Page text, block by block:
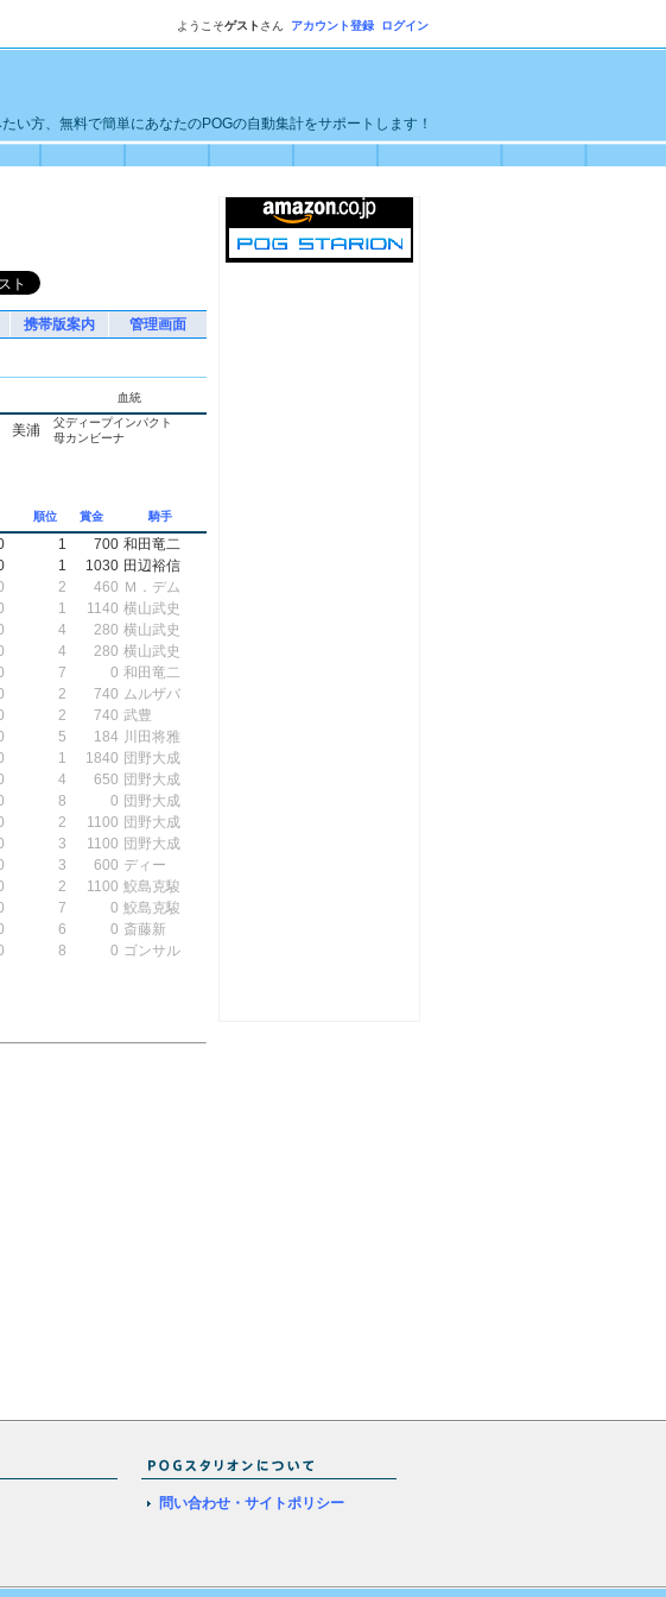
ようこそゲスト さん アカウント登録 ログイン
方、無料で簡単にあなたのPOGの自動集計をサポートします！
携帯版案内 管理画面
血統
美浦
父ディープインパクト
母カンビーナ
順位 賞金 騎手
1 700 和田竜二
1 1030 田辺裕信
2 460 Ｍ．デム
1 1140 横山武史
4 280 横山武史
4 280 横山武史
7 0 和田竜二
2 740 ムルザバ
2 740 武豊
5 184 川田将雅
1 1840 団野大成
4 650 団野大成
8 0 団野大成
2 1100 団野大成
3 1100 団野大成
3 600 ディー
2 1100 鮫島克駿
7 0 鮫島克駿
6 0 斎藤新
8 0 ゴンサル
問い合わせ・サイトポリシー